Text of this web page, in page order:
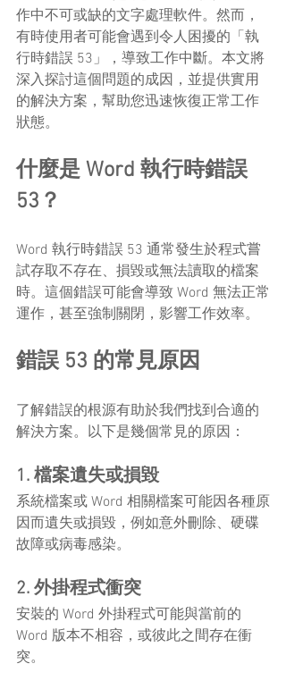
作中不可或缺的文字處理軟件。然而，
有時使用者可能會遇到令人困擾的「執
行時錯誤 53」，導致工作中斷。本文將
深入探討這個問題的成因，並提供實用
的解決方案，幫助您迅速恢復正常工作
狀態。
什麼是 Word 執行時錯誤
53？
Word 執行時錯誤 53 通常發生於程式嘗
試存取不存在、損毀或無法讀取的檔案
時。這個錯誤可能會導致 Word 無法正常
運作，甚至強制關閉，影響工作效率。
錯誤 53 的常見原因
了解錯誤的根源有助於我們找到合適的
解決方案。以下是幾個常見的原因：
1. 檔案遺失或損毀
系統檔案或 Word 相關檔案可能因各種原
因而遺失或損毀，例如意外刪除、硬碟
故障或病毒感染。
2. 外掛程式衝突
安裝的 Word 外掛程式可能與當前的
Word 版本不相容，或彼此之間存在衝
突。